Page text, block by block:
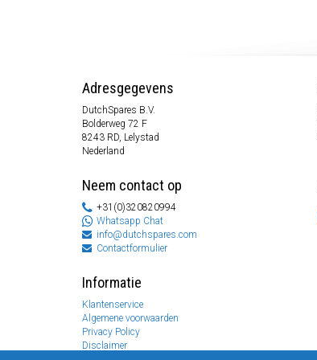
Adresgegevens
DutchSpares B.V.
Bolderweg 72 F
8243 RD, Lelystad
Nederland
Neem contact op
+31(0)320820994
Whatsapp Chat
info@dutchspares.com
Contactformulier
Informatie
Klantenservice
Algemene voorwaarden
Privacy Policy
Disclaimer